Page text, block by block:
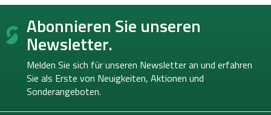
F
ß Abonnieren Sie unseren
Newsletter.
Melden Sie sich für unseren Newsletter an und erfahren
Sie als Erste von Neuigkeiten, Aktionen und
Sonderangeboten.